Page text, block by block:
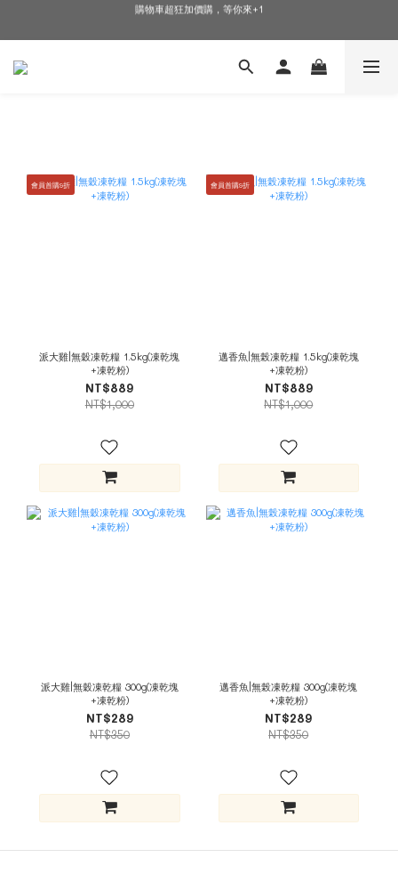
購物車超狂加價購，等你來+1
🎉加入會員即可享有驚喜優惠🎉
會員首購9折
派大雞|無穀凍乾糧 1.5kg(凍乾塊
+凍乾粉)
NT$889
NT$1,000
會員首購9折
邁香魚|無榖凍乾糧 1.5kg(凍乾塊
+凍乾粉)
NT$889
NT$1,000
派大雞|無穀凍乾糧 300g(凍乾塊
+凍乾粉)
NT$289
NT$350
邁香魚|無榖凍乾糧 300g(凍乾塊
+凍乾粉)
NT$289
NT$350